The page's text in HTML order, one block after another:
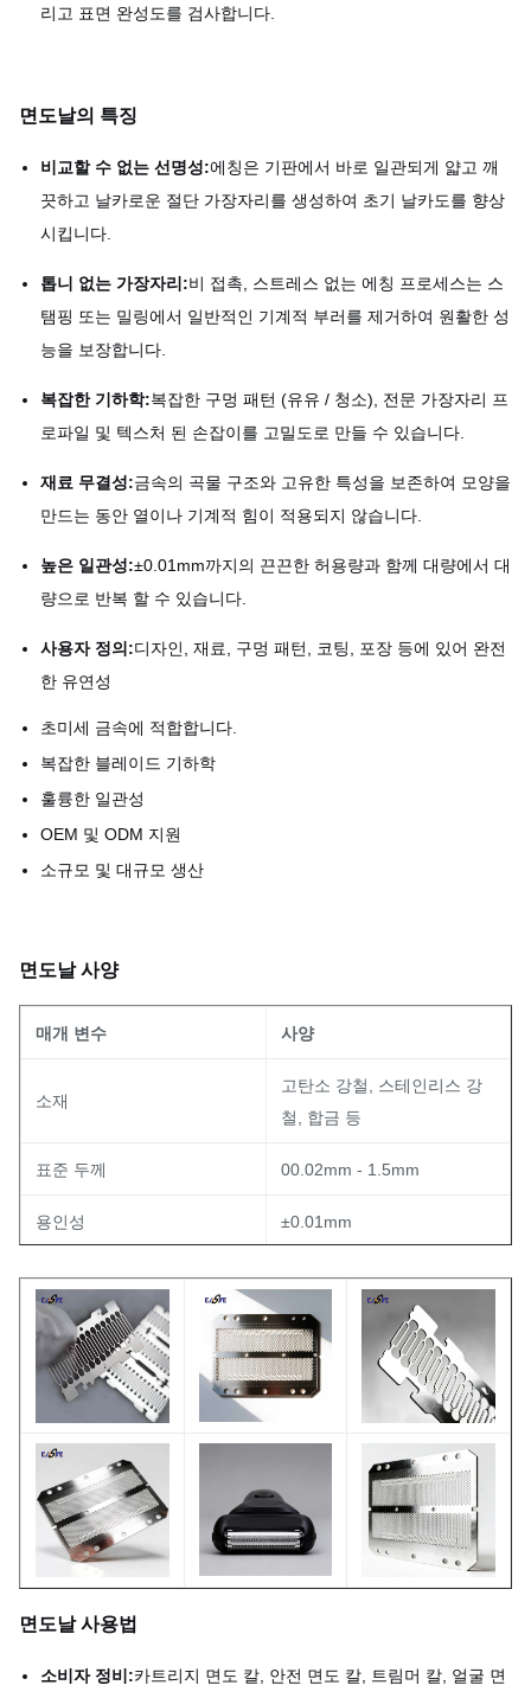
리고 표면 완성도를 검사합니다.
면도날의 특징
비교할 수 없는 선명성:에칭은 기판에서 바로 일관되게 얇고 깨
끗하고 날카로운 절단 가장자리를 생성하여 초기 날카도를 향상
시킵니다.
톱니 없는 가장자리:비 접촉, 스트레스 없는 에칭 프로세스는 스
탬핑 또는 밀링에서 일반적인 기계적 부러를 제거하여 원활한 성
능을 보장합니다.
복잡한 기하학:복잡한 구멍 패턴 (유유 / 청소), 전문 가장자리 프
로파일 및 텍스처 된 손잡이를 고밀도로 만들 수 있습니다.
재료 무결성:금속의 곡물 구조와 고유한 특성을 보존하여 모양을
만드는 동안 열이나 기계적 힘이 적용되지 않습니다.
높은 일관성:±0.01mm까지의 끈끈한 허용량과 함께 대량에서 대
량으로 반복 할 수 있습니다.
사용자 정의:디자인, 재료, 구멍 패턴, 코팅, 포장 등에 있어 완전
한 유연성
초미세 금속에 적합합니다.
복잡한 블레이드 기하학
훌륭한 일관성
OEM 및 ODM 지원
소규모 및 대규모 생산
면도날 사양
매개 변수 사양
소재
고탄소 강철, 스테인리스 강
철, 합금 등
표준 두께 00.02mm - 1.5mm
용인성 ±0.01mm
가장자리 선명성 (Ra)
< 0.2μm 달성 가능 (후처리
표면 마감 밝은, 매트, 또는 필요에 따라
면도날 사용법
소비자 정비:카트리지 면도 칼, 안전 면도 칼, 트림머 칼, 얼굴 면